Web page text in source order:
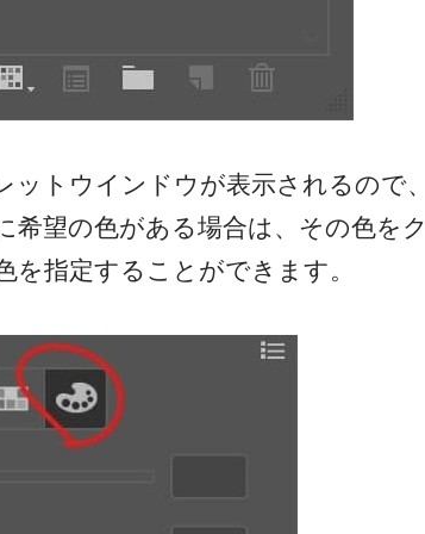
ットウインドウが表示されるので、
希望の色がある場合は、その色をク
を指定することができます。